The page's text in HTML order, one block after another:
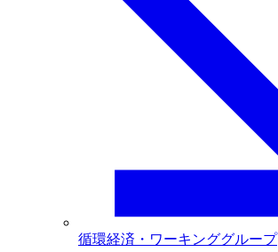
循環経済・ワーキンググループ